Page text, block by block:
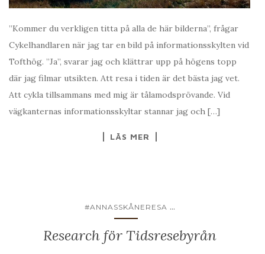
”Kommer du verkligen titta på alla de här bilderna”, frågar
Cykelhandlaren när jag tar en bild på informationsskylten vid
Tofthög. ”Ja”, svarar jag och klättrar upp på högens topp
där jag filmar utsikten. Att resa i tiden är det bästa jag vet.
Att cykla tillsammans med mig är tålamodsprövande. Vid
vägkanternas informationsskyltar stannar jag och […]
LÄS MER
#ANNASSKÅNERESA ...
Research för Tidsresebyrån